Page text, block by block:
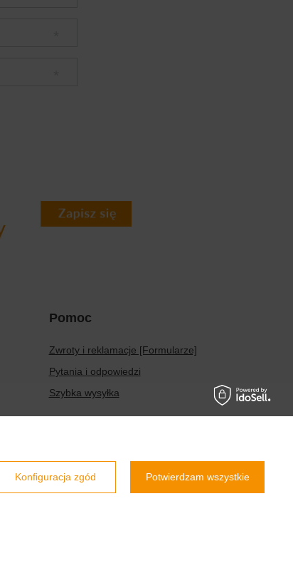
Pomoc
Zwroty i reklamacje [Formularze]
Pytania i odpowiedzi
Szybka wysyłka
4.9
800 opinii
Konfiguracja zgód Potwierdzam wszystkie